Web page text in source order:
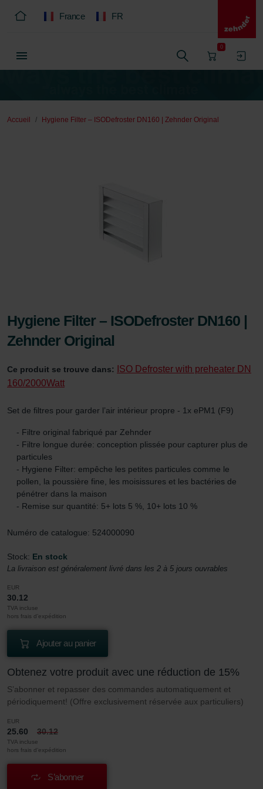
France FR
0
Accueil Hygiene Filter – ISODefroster DN160 | Zehnder Original
Hygiene Filter – ISODefroster DN160 |
Zehnder Original
Ce produit se trouve dans:
ISO Defroster with preheater DN
160/2000Watt
Set de filtres pour garder l’air intérieur propre - 1x ePM1 (F9)
- Filtre original fabriqué par Zehnder
- Filtre longue durée: conception plissée pour capturer plus de
particules
- Hygiene Filter: empêche les petites particules comme le
pollen, la poussière fine, les moisissures et les bactéries de
pénétrer dans la maison
- Remise sur quantité: 5+ lots 5 %, 10+ lots 10 %
Numéro de catalogue: 524000090
Stock: En stock
La livraison est généralement livré dans les 2 à 5 jours ouvrables
EUR
30.12
TVA incluse
hors frais d’expédition
Ajouter au panier
Obtenez votre produit avec une réduction de 15%
S’abonner et repasser des commandes automatiquement et
périodiquement! (Offre exclusivement réservée aux particuliers)
EUR
25.60 30.12
TVA incluse
hors frais d’expédition
S’abonner